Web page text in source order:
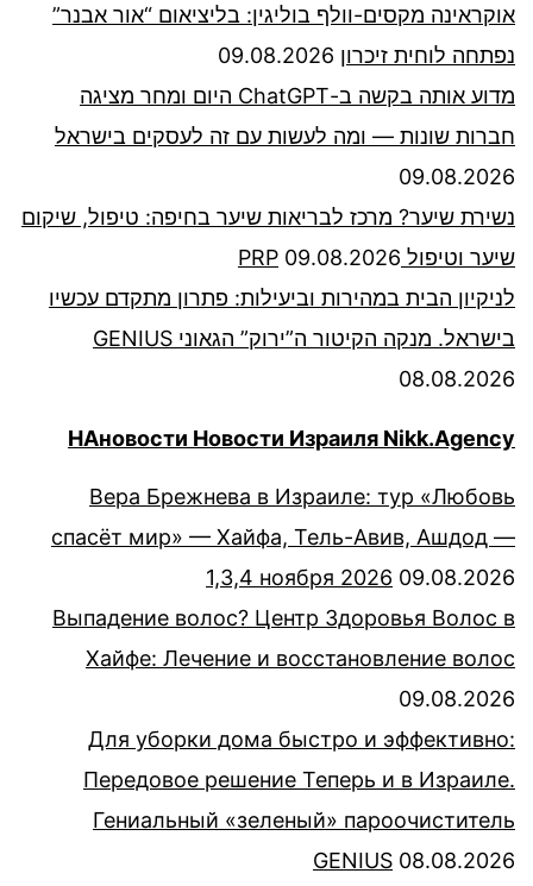
אוקראינה מקסים-וולף בוליגין: בליציאום “אור אבנר”
נפתחה לוחית זיכרון 09.08.2026
מדוע אותה בקשה ב-ChatGPT היום ומחר מציגה
חברות שונות — ומה לעשות עם זה לעסקים בישראל
09.08.2026
נשירת שיער? מרכז לבריאות שיער בחיפה: טיפול, שיקום
שיער וטיפול PRP 09.08.2026
לניקיון הבית במהירות וביעילות: פתרון מתקדם עכשיו
בישראל. מנקה הקיטור ה”ירוק” הגאוני GENIUS
08.08.2026
НАновости Новости Израиля Nikk.Agency
Вера Брежнева в Израиле: тур «Любовь
спасёт мир» — Хайфа, Тель-Авив, Ашдод —
1,3,4 ноября 2026 09.08.2026
Выпадение волос? Центр Здоровья Волос в
Хайфе: Лечение и восстановление волос
09.08.2026
Для уборки дома быстро и эффективно:
Передовое решение Теперь и в Израиле.
Гениальный «зеленый» пароочиститель
GENIUS 08.08.2026